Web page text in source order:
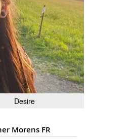
Desire
Morens FR